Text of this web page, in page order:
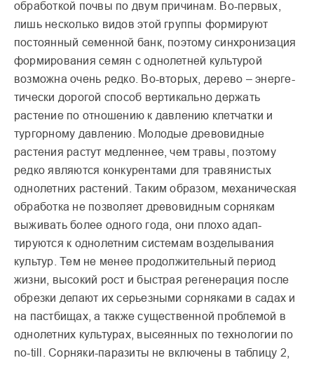
обработкой почвы по двум причинам. Во-первых,
лишь несколько видов этой группы формируют
постоян­ный семенной банк, поэтому синхронизация
формирова­ния семян с однолетней куль­турой
возможна очень редко. Во-вторых, дерево – энерге­
тически дорогой способ вер­тикально держать
растение по отношению к давлению клетчатки и
тургорному дав­лению. Молодые древовид­ные
растения растут медлен­нее, чем травы, поэтому
редко являются конкурента­ми для травянистых
однолет­них растений. Таким обра­зом, механическая
обработка не позволяет древовидным сорнякам
выживать более одного года, они плохо адап­
тируются к однолетним системам возделывания
культур. Тем не менее про­должительный период
жизни, высокий рост и быстрая регенерация после
обрезки делают их серьезны­ми сорняками в садах и
на пастбищах, а также суще­ственной проблемой в
одно­летних культурах, высеянных по технологии по
no-till. Сорняки-паразиты не вклю­чены в таблицу 2,